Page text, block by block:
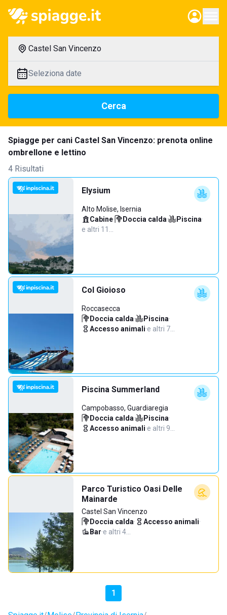
Castel San Vincenzo
Seleziona date
Cerca
Spiagge per cani Castel San Vincenzo: prenota online
ombrellone e lettino
4 Risultati
Elysium
Alto Molise, Isernia
Cabine· Doccia calda· Piscina·
e altri 11…
Col Gioioso
Roccasecca
Doccia calda· Piscina·
Accesso animali·e altri 7…
Piscina Summerland
Campobasso, Guardiaregia
Doccia calda· Piscina·
Accesso animali·e altri 9…
Parco Turistico Oasi Delle
Mainarde
Castel San Vincenzo
Doccia calda· Accesso animali·
Bar·e altri 4…
1